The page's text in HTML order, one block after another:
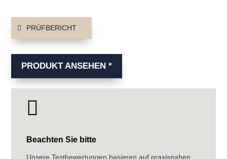
PRÜFBERICHT
PRODUKT ANSEHEN *

Beachten Sie bitte
Unsere Testbewertungen basieren auf praxisnahen